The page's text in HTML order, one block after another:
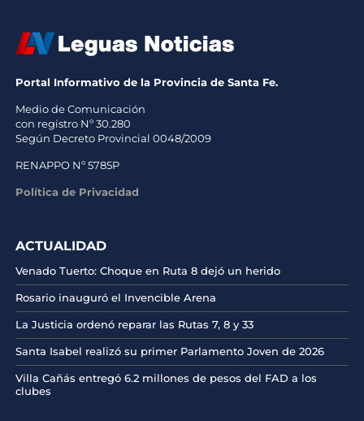
Portal Informativo de la Provincia de Santa Fe.
Medio de Comunicación
con registro Nº 30.280
Según Decreto Provincial 0048/2009
RENAPPO Nº 5785P
Política de Privacidad
ACTUALIDAD
Venado Tuerto: Choque en Ruta 8 dejó un herido
Rosario inauguró el Invencible Arena
La Justicia ordenó reparar las Rutas 7, 8 y 33
Santa Isabel realizó su primer Parlamento Joven de 2026
Villa Cañás entregó 6.2 millones de pesos del FAD a los
clubes